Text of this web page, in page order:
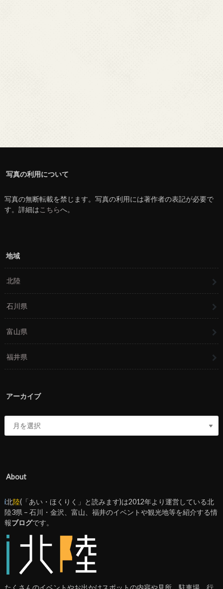
写真の利用について
写真の無断転載を禁じます。写真の利用には著作者の表記が必要で
す。詳細はこちらへ。
地域
北陸
石川県
富山県
福井県
アーカイブ
About
i北陸(「あい・ほくりく」と読みます)は2012年より運営している北
陸3県 – 石川・金沢、富山、福井のイベントや観光地等を紹介する情
報ブログです。
たくさんのイベントやお出かけスポットの内容や見所、駐車場、行